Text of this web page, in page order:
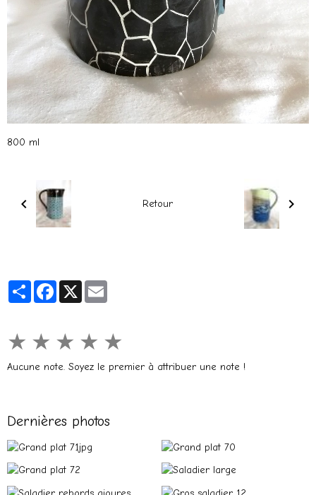
800 ml
Retour
PartagerFacebook
X
★ ★ ★ ★ ★
Aucune note. Soyez le premier à attribuer une note !
Dernières photos